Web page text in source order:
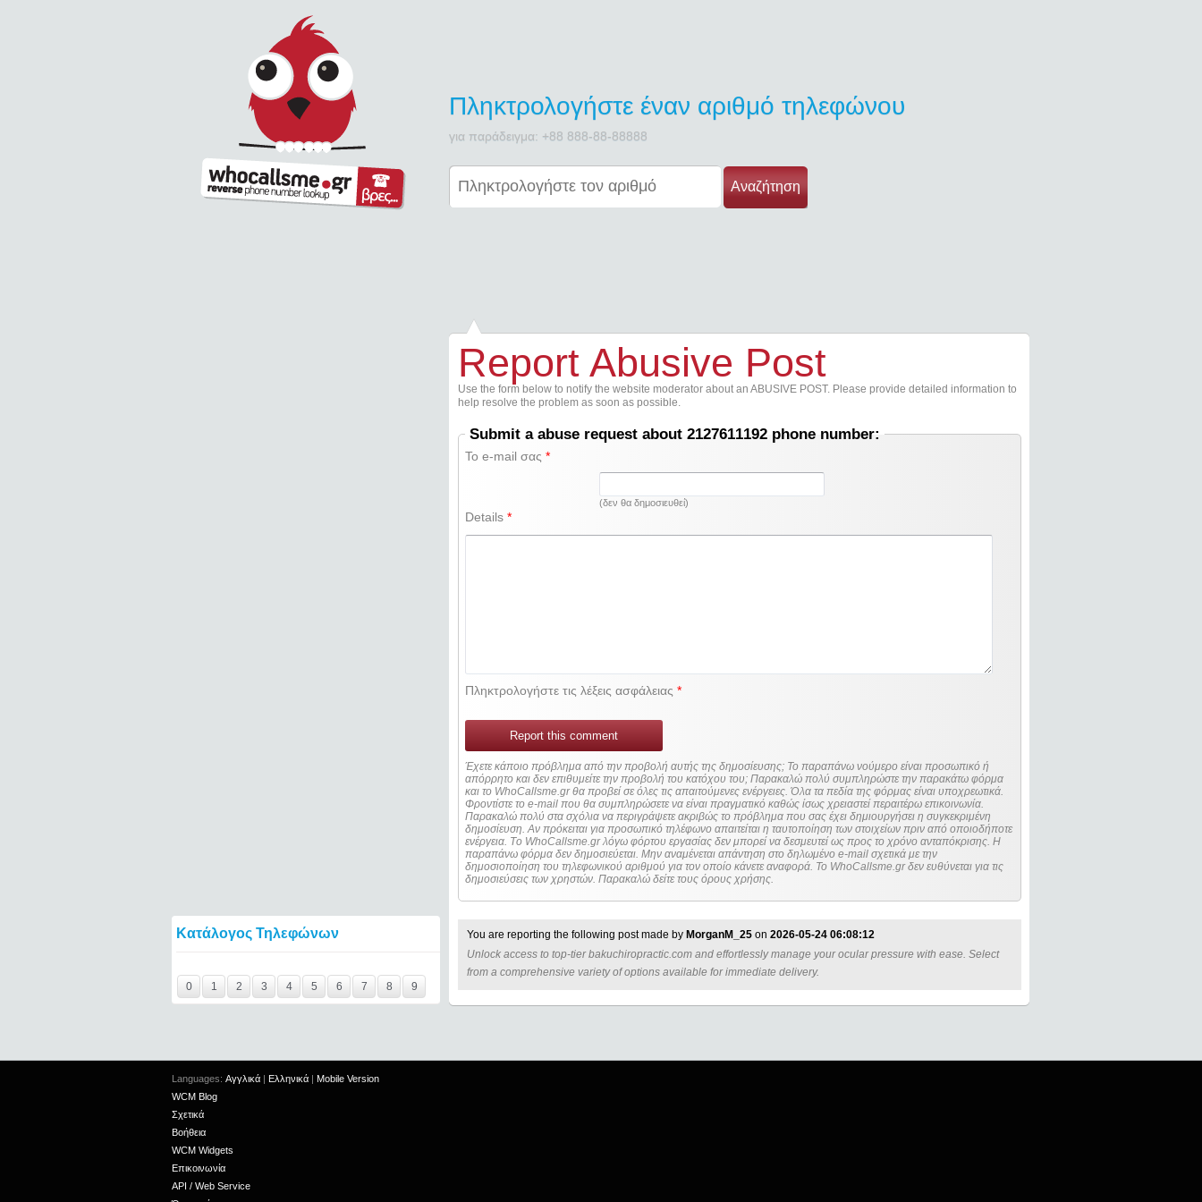
Πληκτρολογήστε έναν αριθμό τηλεφώνου
για παράδειγμα: +88 888-88-88888
Αναζήτηση
Κατάλογος Τηλεφώνων
0
1 2 3 4 5 6 7 8 9
Report Abusive Post
Use the form below to notify the website moderator about an ABUSIVE POST. Please provide detailed information to
help resolve the problem as soon as possible.
Submit a abuse request about 2127611192 phone number:
Το e-mail σας*
(δεν θα δημοσιευθεί)
Details*
Πληκτρολογήστε τις λέξεις ασφάλειας*
Report this comment
Έχετε κάποιο πρόβλημα από την προβολή αυτής της δημοσίευσης; Το παραπάνω νούμερο είναι προσωπικό ή
απόρρητο και δεν επιθυμείτε την προβολή του κατόχου του; Παρακαλώ πολύ συμπληρώστε την παρακάτω φόρμα
και το WhoCallsme.gr θα προβεί σε όλες τις απαιτούμενες ενέργειες. Όλα τα πεδία της φόρμας είναι υποχρεωτικά.
Φροντίστε το e-mail που θα συμπληρώσετε να είναι πραγματικό καθώς ίσως χρειαστεί περαιτέρω επικοινωνία.
Παρακαλώ πολύ στα σχόλια να περιγράψετε ακριβώς το πρόβλημα που σας έχει δημιουργήσει η συγκεκριμένη
δημοσίευση. Αν πρόκειται για προσωπικό τηλέφωνο απαιτείται η ταυτοποίηση των στοιχείων πριν από οποιοδήποτε
ενέργεια. Τo WhoCallsme.gr λόγω φόρτου εργασίας δεν μπορεί να δεσμευτεί ως προς το χρόνο ανταπόκρισης. Η
παραπάνω φόρμα δεν δημοσιεύεται. Μην αναμένεται απάντηση στο δηλωμένο e-mail σχετικά με την
δημοσιοποίηση του τηλεφωνικού αριθμού για τον οποίο κάνετε αναφορά. Το WhoCallsme.gr δεν ευθύνεται για τις
δημοσιεύσεις των χρηστών. Παρακαλώ δείτε τους όρους χρήσης.
You are reporting the following post made by MorganM_25 on 2026-05-24 06:08:12
Unlock access to top-tier bakuchiropractic.com and effortlessly manage your ocular pressure with ease. Select
from a comprehensive variety of options available for immediate delivery.
Languages: Αγγλικά | Ελληνικά | Mobile Version
WCM Blog
Σχετικά
Βοήθεια
WCM Widgets
Επικοινωνία
API / Web Service